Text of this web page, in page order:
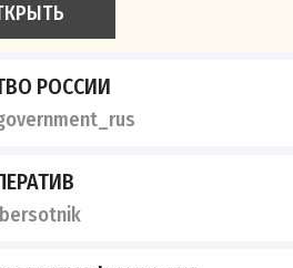
РОССИИ